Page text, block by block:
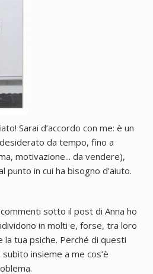
Sarai d’accordo con me: è un
da tempo, fino a
motivazione... da vendere),
punto in cui ha bisogno d’aiuto.
sotto il post di Anna ho
in molti e, forse, tra loro
tua psiche. Perché di questi
insieme a me cos’è